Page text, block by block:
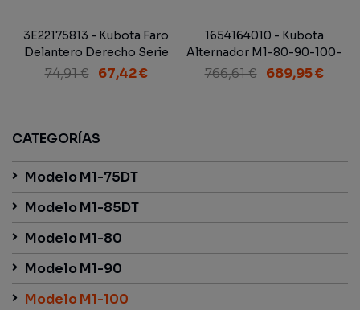
3E22175813 - Kubota Faro
Delantero Derecho Serie
M-1
74,91 € 67,42 €
1654164010 - Kubota
Alternador M1-80-90-100-
110 Marco Techo - Marco
766,61 € 689,95 €
CATEGORÍAS
Modelo M1-75DT
Modelo M1-85DT
Modelo M1-80
Modelo M1-90
Modelo M1-100